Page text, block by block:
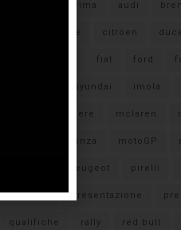
anteprima audi
caratteristiche citroen
fiat ford
hyundai imola
libere mclaren
monza motoGP
peugeot pirelli
porsche presentazione
qualifiche rally red bull